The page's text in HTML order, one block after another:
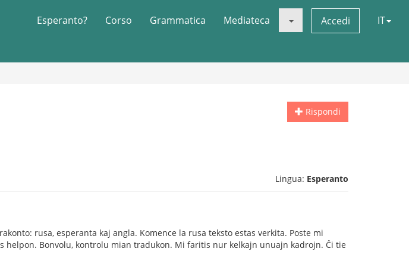
Esperanto? Corso Grammatica Mediateca Accedi IT
Rispondi
Lingua: Esperanto
rusa, esperanta kaj angla. Komence la rusa teksto estas verkita. Poste mi
helpon. Bonvolu, kontrolu mian tradukon. Mi faritis nur kelkajn unuajn kadrojn. Ĉi tie